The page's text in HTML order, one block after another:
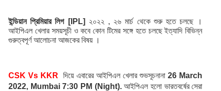
ইন্ডিয়ান প্রিমিয়ার লিগ [IPL] ২০২২ , ২৬ মার্চ থেকে শুরু হতে চলছে ।
আইপিএল খেলার সময়সূচী ও কবে কোন টিমের সঙ্গে হতে চলছে ইত্যাদি বিভিন্ন
গুরুত্বপূর্ণ আলোচনা আজকের বিষয় ।
CSK Vs KKR দিয়ে এবারের আইপিএল খেলার শুভসূচনানা 26 March
2022, Mumbai 7:30 PM (Night). আইপিএল হলো ভারতবর্ষের সেরা